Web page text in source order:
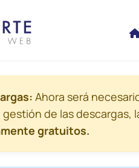
Ahora será
de las
gratuitos.